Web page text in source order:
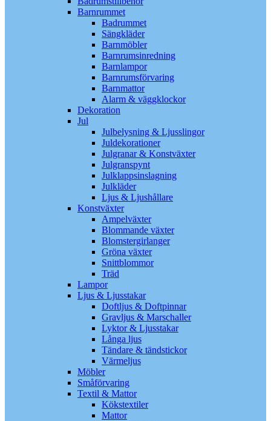
Barnrummet
Badrummet
Sängkläder
Barnmöbler
Barnrumsinredning
Barnlampor
Barnrumsförvaring
Barnmattor
Alarm & väggklockor
Dekoration
Jul
Julbelysning & Ljusslingor
Juldekorationer
Julgranar & Konstväxter
Julgranspynt
Julklappsinslagning
Julkläder
Ljus & Ljushållare
Konstväxter
Ampelväxter
Blommande växter
Blomstergirlanger
Gröna växter
Snittblommor
Träd
Lampor
Ljus & Ljusstakar
Doftljus & Doftpinnar
Gravljus & Marschaller
Lyktor & Ljusstakar
Långa ljus
Tändare & tändstickor
Värmeljus
Möbler
Småförvaring
Textil & Mattor
Kökstextiler
Mattor